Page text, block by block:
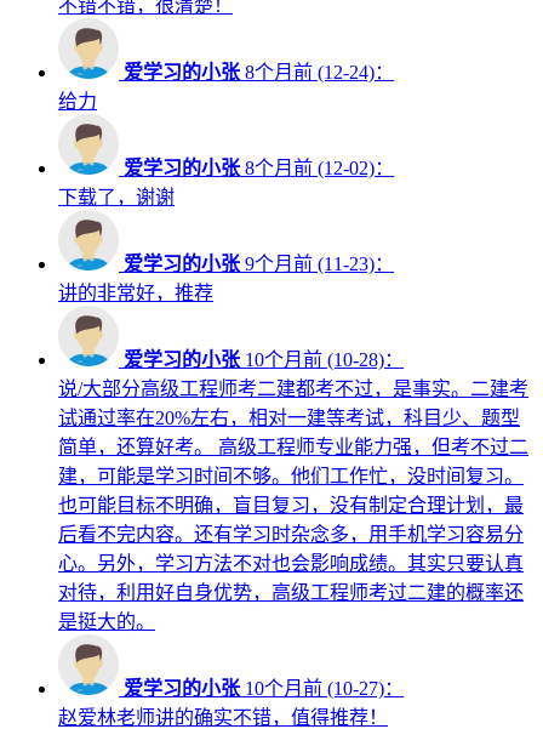
不错不错，很清楚！
爱学习的小张 8个月前 (12-24)：
给力
爱学习的小张 8个月前 (12-02)：
下载了，谢谢
爱学习的小张 9个月前 (11-23)：
讲的非常好，推荐
爱学习的小张 10个月前 (10-28)：
说/大部分高级工程师考二建都考不过，是事实。二建考
试通过率在20%左右，相对一建等考试，科目少、题型
简单，还算好考。 高级工程师专业能力强，但考不过二
建，可能是学习时间不够。他们工作忙，没时间复习。
也可能目标不明确，盲目复习，没有制定合理计划，最
后看不完内容。还有学习时杂念多，用手机学习容易分
心。另外，学习方法不对也会影响成绩。其实只要认真
对待，利用好自身优势，高级工程师考过二建的概率还
是挺大的。
爱学习的小张 10个月前 (10-27)：
赵爱林老师讲的确实不错，值得推荐！